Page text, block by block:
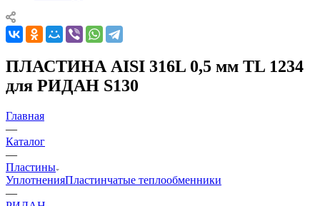
ПЛАСТИНА AISI 316L 0,5 мм TL 1234
для РИДАН S130
Главная
—
Каталог
—
Пластины
УплотненияПластинчатые теплообменники
—